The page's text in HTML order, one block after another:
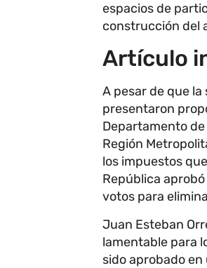
espacios de
construcción del
Artículo
A pesar de que
presentaron
Departamento
Región
los impuestos
República
votos para
Juan Esteban
lamentable para
sido aprobado